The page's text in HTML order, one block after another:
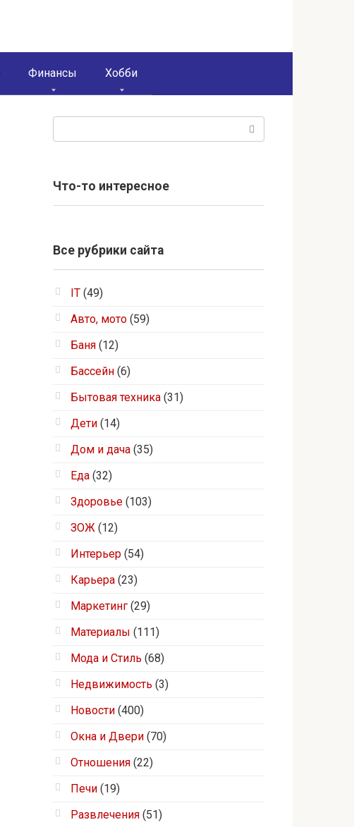
Финансы Хобби
Что-то интересное
Все рубрики сайта
IT (49)
Авто, мото (59)
Баня (12)
Бассейн (6)
Бытовая техника (31)
Дети (14)
Дом и дача (35)
Еда (32)
Здоровье (103)
ЗОЖ (12)
Интерьер (54)
Карьера (23)
Маркетинг (29)
Материалы (111)
Мода и Стиль (68)
Недвижимость (3)
Новости (400)
Окна и Двери (70)
Отношения (22)
Печи (19)
Развлечения (51)